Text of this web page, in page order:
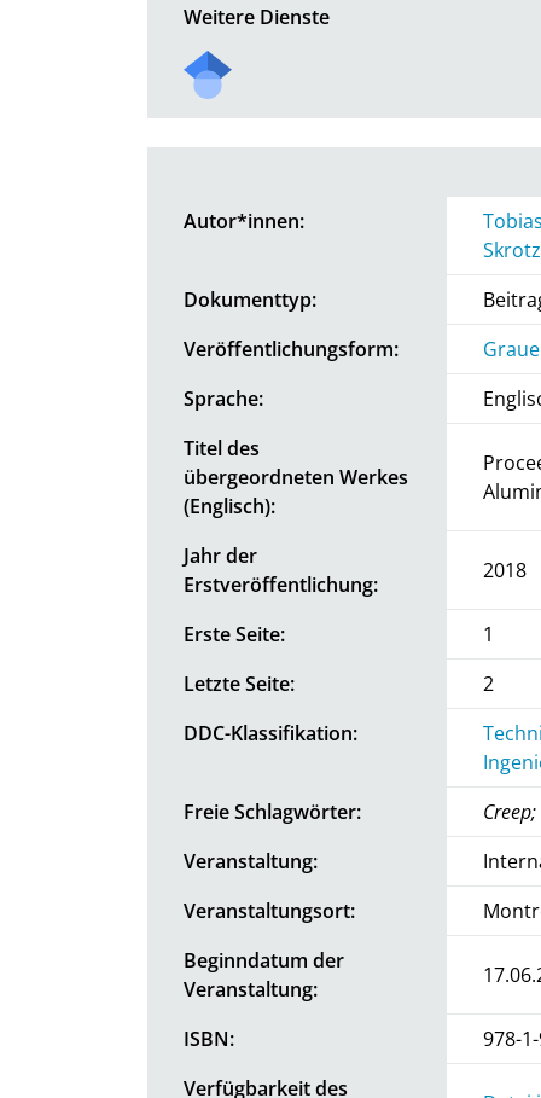
Weitere Dienste
Autor*innen:
Dokumenttyp:
Veröffentlichungsform:
Sprache:
Titel des
übergeordneten Werkes
(Englisch):
Jahr der
Erstveröffentlichung:
2018
Erste Seite:
1
Letzte Seite:
2
DDC-Klassifikation:
Freie Schlagwörter:
Veranstaltung:
Veranstaltungsort:
Beginndatum der
Veranstaltung:
ISBN:
978-
Verfügbarkeit des